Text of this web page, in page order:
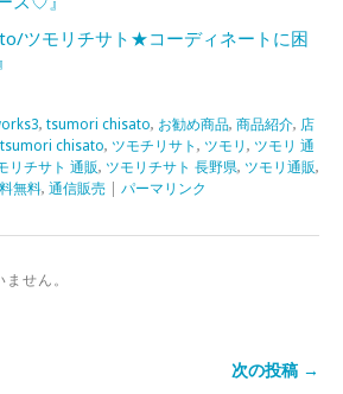
ツモリチサト★コーディネートに困
, tsumori chisato, お勧め商品, 商品紹介, 店
tsumori chisato, ツモチリサト , ツモリ , ツモリ 通
リチサト 通販, ツモリチサト 長野県, ツモリ通販,
無料, 通信販売 パーマリンク
せん。
次の投稿 →